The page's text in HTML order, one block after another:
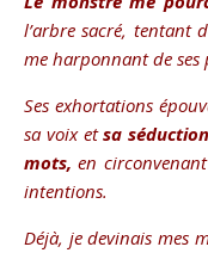
l’arbre sacré, tentant
me harponnant de ses
Ses exhortations
sa voix etsa
mots, en
intentions.
Déjà, je devinais mes